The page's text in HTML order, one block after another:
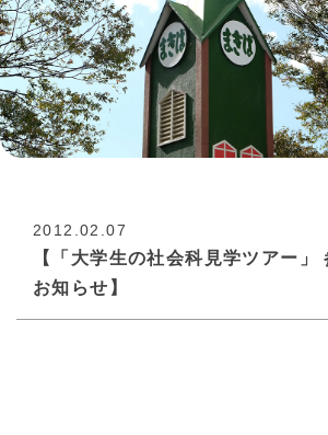
2012.02.07
【「大学生の社会科見学ツアー」
お知らせ】